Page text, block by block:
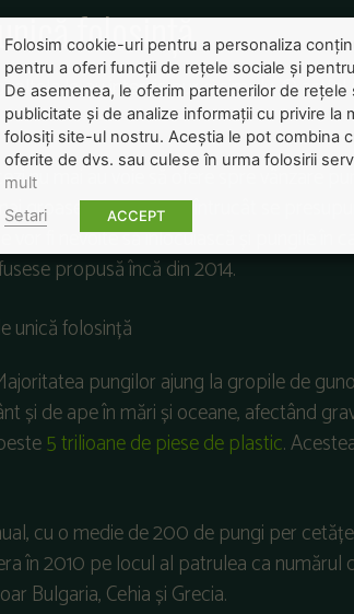
folosință
le-au interzis pur și simplu. O astfel
nu mai au voie să ofere spre vânzare
groase fac excepție, întrucât se
fi nevoite să înlocuiască și pungile în
propusă încă din 2014.
pungilor ajung la gropile de
și de ape în mări și oceane, afectând
5 trilioane de piese de plastic.
cu o medie de 200 de pungi per
în 2010 pe locul al patrulea ca numărul
Bulgaria, Cehia și Grecia.
Folosim cookie-uri pentru a personaliza
pentru a oferi funcții de rețele sociale și
De asemenea, le oferim partenerilor de rețele
publicitate și de analize informații cu privire la
folosiți site-ul nostru. Aceștia le pot combina
oferite de dvs. sau culese în urma folosirii
mult
Setari
ACCEPT